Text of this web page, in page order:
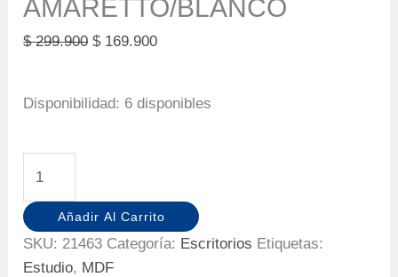
AMARETTO/BLANCO
$299.900 Original
$ 299.900.
$169.900Current
$ 169.900.
Disponibilidad: 6 disponibles
75x100x50
ES9903
AMARETTO/BLANCO
cantidad
Añadir Al Carrito
SKU: 21463 Categoría: Escritorios Etiquetas:
Estudio, MDF